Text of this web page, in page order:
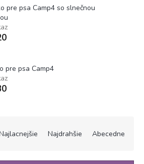
pre psa Camp4 so slnečnou
pre psa Camp4
Najdrahšie Abecedne